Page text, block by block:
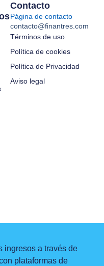
Contacto
Página de contacto
contacto@finantres.com
Términos de uso
Política de cookies
Política de Privacidad
Aviso legal
ingresos a través de
plataformas de